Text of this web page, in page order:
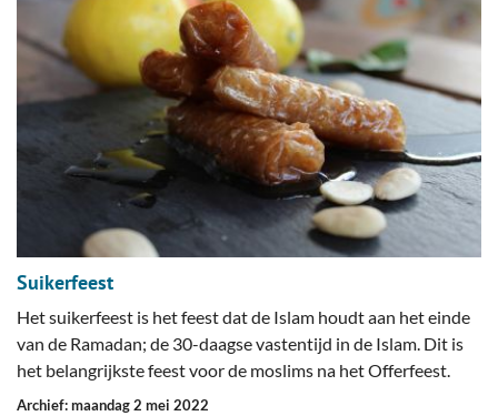
Suikerfeest
Het suikerfeest is het feest dat de Islam houdt aan het einde
van de Ramadan; de 30-daagse vastentijd in de Islam. Dit is
het belangrijkste feest voor de moslims na het Offerfeest.
Archief: maandag 2 mei 2022